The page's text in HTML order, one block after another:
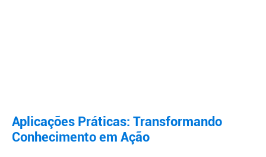
Aplicações Práticas: Transformando
Conhecimento em Ação